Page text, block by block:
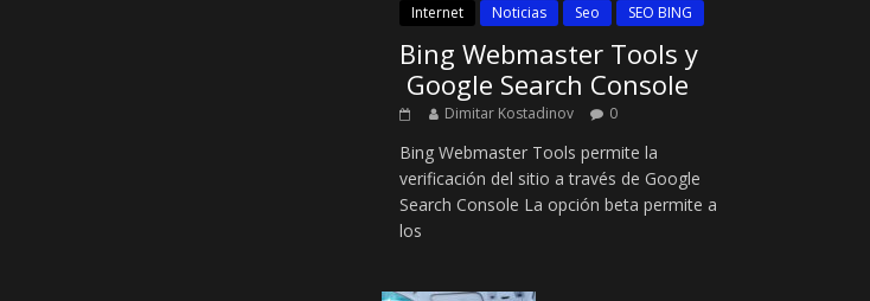
Internet Noticias Seo SEO BING
Bing Webmaster Tools y
Google Search Console
Dimitar Kostadinov 0
Bing Webmaster Tools permite la
verificación del sitio a través de Google
Search Console La opción beta permite a
los